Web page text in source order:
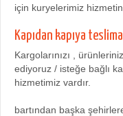
için kuryelerimiz
Kapıdan kapıya
Kargolarınızı ,
ediyoruz / isteğe bağlı
hizmetimiz vardır.
bartından başka